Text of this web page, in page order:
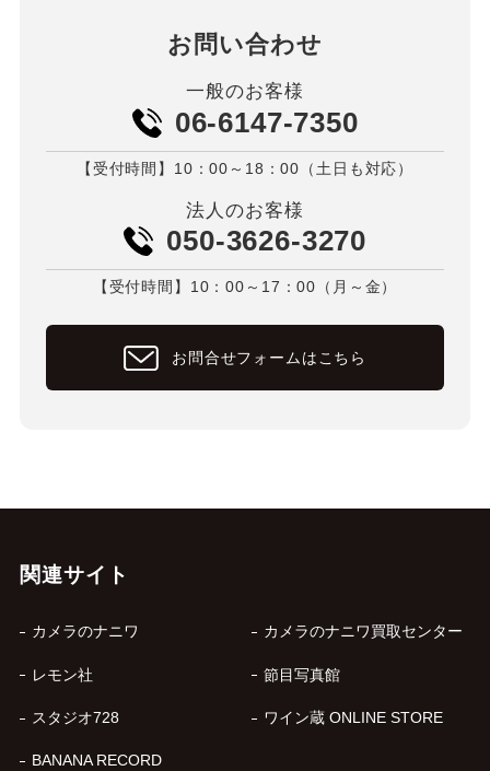
お問い合わせ
一般のお客様
06-6147-7350
【受付時間】10：00～18：00（土日も対応）
法人のお客様
050-3626-3270
【受付時間】10：00～17：00（月～金）
お問合せフォームはこちら
関連サイト
カメラのナニワ カメラのナニワ買取センター
レモン社 節目写真館
スタジオ728 ワイン蔵 ONLINE STORE
BANANA RECORD